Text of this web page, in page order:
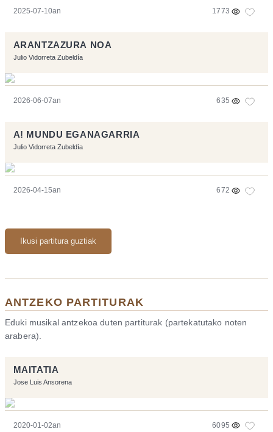
2025-07-10an 1773
ARANTZAZURA NOA
Julio Vidorreta Zubeldía
2026-06-07an 635
A! MUNDU EGANAGARRIA
Julio Vidorreta Zubeldía
2026-04-15an 672
Ikusi partitura guztiak
ANTZEKO PARTITURAK
Eduki musikal antzekoa duten partiturak (partekatutako noten
arabera).
MAITATIA
Jose Luis Ansorena
2020-01-02an 6095